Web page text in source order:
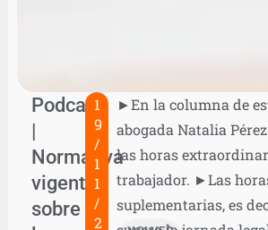
Podcast
|
Normativa
vigente
sobre
1
9
/
1
1
/
2
►En la columna de
abogada Natalia
las horas
trabajador. ►Las
suplementarias, es